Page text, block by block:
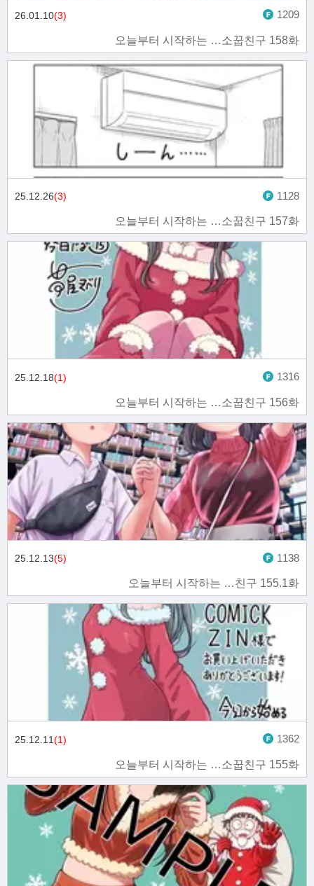
오늘부터 시작하는 …소꿉친구 158화
26.01.10(3) 1209
오늘부터 시작하는 …소꿉친구 157화
25.12.26(3) 1128
오늘부터 시작하는 …소꿉친구 156화
25.12.18(1) 1316
오늘부터 시작하는 …친구 155.1화
25.12.13(5) 1138
오늘부터 시작하는 …소꿉친구 155화
25.12.11(1) 1362